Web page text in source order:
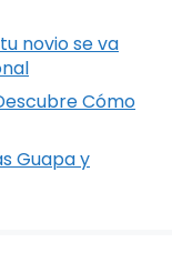
novio se va
Cómo
Guapa y